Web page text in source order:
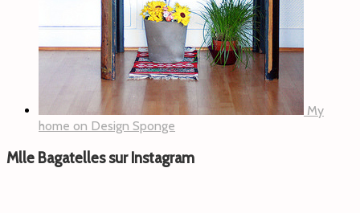
My
home on Design Sponge
Mlle Bagatelles sur Instagram